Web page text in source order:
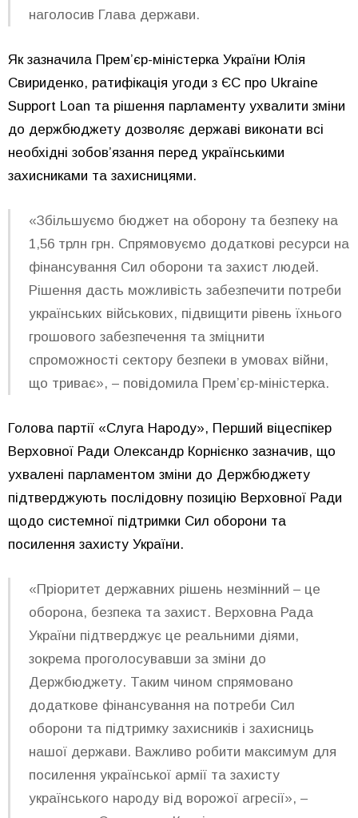
наголосив Глава держави.
Як зазначила Прем’єр-міністерка України Юлія
Свириденко, ратифікація угоди з ЄС про Ukraine
Support Loan та рішення парламенту ухвалити зміни
до держбюджету дозволяє державі виконати всі
необхідні зобов’язання перед українськими
захисниками та захисницями.
«Збільшуємо бюджет на оборону та безпеку на
1,56 трлн грн. Спрямовуємо додаткові ресурси на
фінансування Сил оборони та захист людей.
Рішення дасть можливість забезпечити потреби
українських військових, підвищити рівень їхнього
грошового забезпечення та зміцнити
спроможності сектору безпеки в умовах війни,
що триває», – повідомила Премʼєр-міністерка.
Голова партії «Слуга Народу», Перший віцеспікер
Верховної Ради Олександр Корнієнко зазначив, що
ухвалені парламентом зміни до Держбюджету
підтверджують послідовну позицію Верховної Ради
щодо системної підтримки Сил оборони та
посилення захисту України.
«Пріоритет державних рішень незмінний – це
оборона, безпека та захист. Верховна Рада
України підтверджує це реальними діями,
зокрема проголосувавши за зміни до
Держбюджету. Таким чином спрямовано
додаткове фінансування на потреби Сил
оборони та підтримку захисників і захисниць
нашої держави. Важливо робити максимум для
посилення української армії та захисту
українського народу від ворожої агресії», –